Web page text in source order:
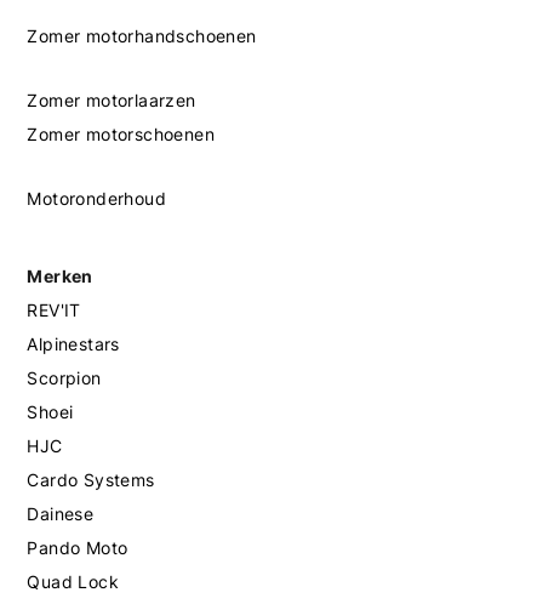
Zomer motorhandschoenen
Zomer motorlaarzen
Zomer motorschoenen
Motoronderhoud
Merken
REV'IT
Alpinestars
Scorpion
Shoei
HJC
Cardo Systems
Dainese
Pando Moto
Quad Lock